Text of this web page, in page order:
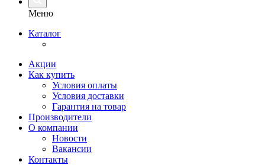
Меню
Каталог
Акции
Как купить
Условия оплаты
Условия доставки
Гарантия на товар
Производители
О компании
Новости
Вакансии
Контакты